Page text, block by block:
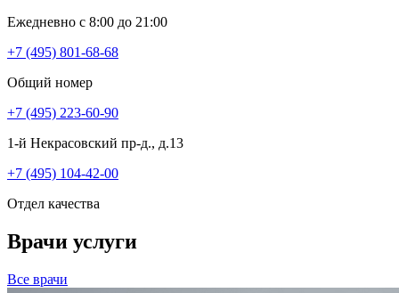
Ежедневно с 8:00 до 21:00
+7 (495) 801-68-68
Общий номер
+7 (495) 223-60-90
1-й Некрасовский пр-д., д.13
+7 (495) 104-42-00
Отдел качества
Врачи услуги
Все врачи